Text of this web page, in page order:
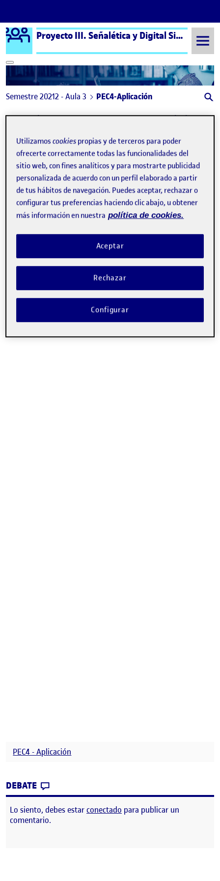
Saltar al contenido
Logo Ágora Proyecto III. Señalética y Digital Signage aula 3
Semestre 20212 - Aula 3 PEC4-Aplicación
Navegación de entradas
Anterior: Proyecto III – PEC4 – Aplicación Siguiente:
Publicado porPEC4-Aplicación
Publicado por
Igor Francisco Blanco Fernández
Visibilidad:
Pública -Fecha de publicación
22 May 2022-comentarioen PEC4-Aplicación
Hola a todos, os dejo mi PDF de la Aplicación. Espero que os
guste.
Un saludo
PEC4 - Aplicación
DEBATE
Lo siento, debes estarconectado para publicar un
comentario.
Utilizamoscookies propias y de terceros para poder
ofrecerte correctamente todas las funcionalidades del
sitio web, con fines analíticos y para mostrarte publicidad
personalizada de acuerdo con un perfil elaborado a partir
de tus hábitos de navegación. Puedes aceptar, rechazar o
configurar tus preferencias haciendo clic abajo, u obtener
más información en nuestra política de cookies.
Rechazar
Aceptar
Configurar